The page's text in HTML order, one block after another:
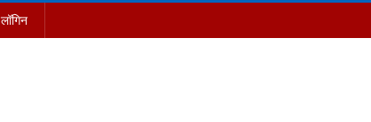
लॉगिन